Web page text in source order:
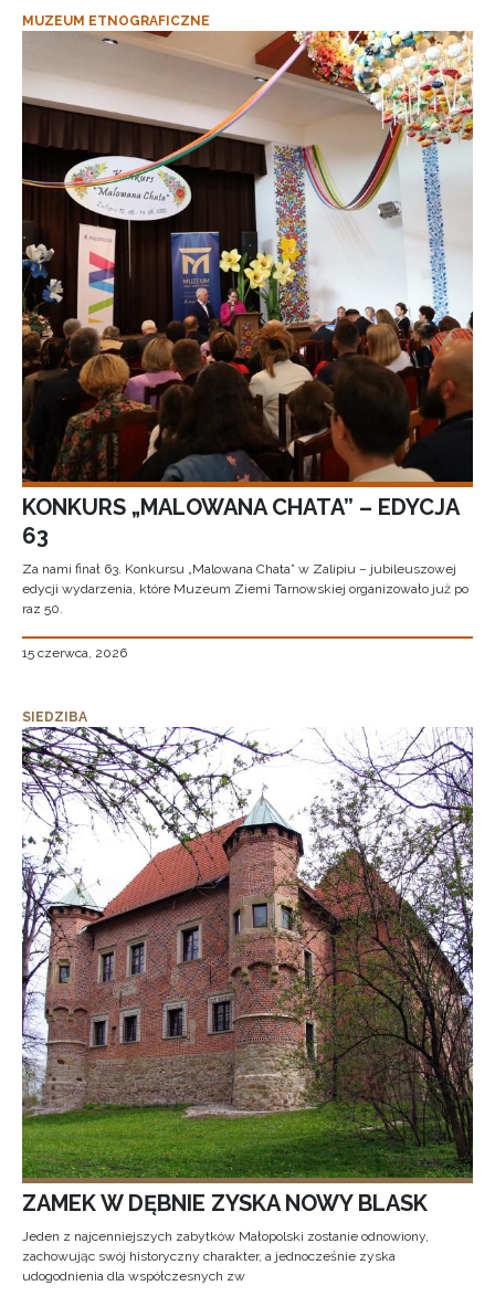
MUZEUM ETNOGRAFICZNE
KONKURS „MALOWANA CHATA” – EDYCJA
63
Za nami finał 63. Konkursu „Malowana Chata” w Zalipiu – jubileuszowej
edycji wydarzenia, które Muzeum Ziemi Tarnowskiej organizowało już po
raz 50.
15 czerwca, 2026
SIEDZIBA
ZAMEK W DĘBNIE ZYSKA NOWY BLASK
Jeden z najcenniejszych zabytków Małopolski zostanie odnowiony,
zachowując swój historyczny charakter, a jednocześnie zyska
udogodnienia dla współczesnych zw